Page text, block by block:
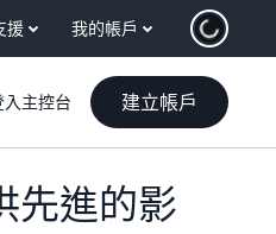
援 我的帳戶
入主控台 建立帳戶
先進的影